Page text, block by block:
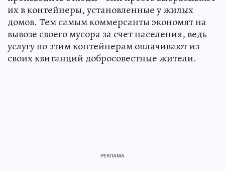
их в контейнеры, установленные у жилых
домов. Тем самым коммерсанты экономят на
вывозе своего мусора за счет населения, ведь
услугу по этим контейнерам оплачивают из
своих квитанций добросовестные жители.